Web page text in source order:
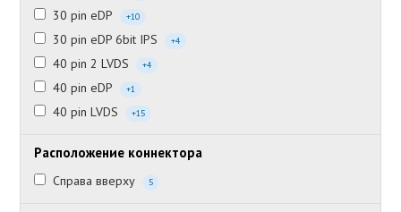
30 pin eDP +10
30 pin eDP 6bit IPS +4
40 pin 2 LVDS +4
40 pin eDP +1
40 pin LVDS +15
Расположение коннектора
Справа вверху 5